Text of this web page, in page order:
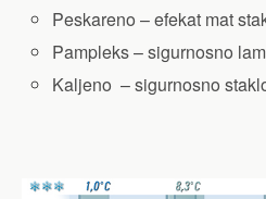
Peskareno – efekat mat
Pampleks – sigurnosno
Kaljeno – sigurnosno